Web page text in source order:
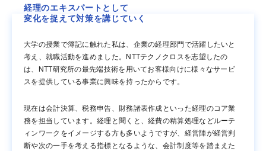
経理のエキスパートとして
変化を捉えて対策を講じていく
大学の授業で簿記に触れた私は、企業の経理部門で活躍したいと
考え、就職活動を進めました。NTTテクノクロスを志望したの
は、NTT研究所の最先端技術を用いてお客様向けに様々なサービ
スを提供している事業に興味を持ったからです。
現在は会計決算、税務申告、財務諸表作成といった経理のコア業
務を担当しています。経理と聞くと、経費の精算処理などルーテ
ィンワークをイメージする方も多いようですが、経営陣が経営判
断や次の一手を考える指標となるような、会計制度等を踏まえた